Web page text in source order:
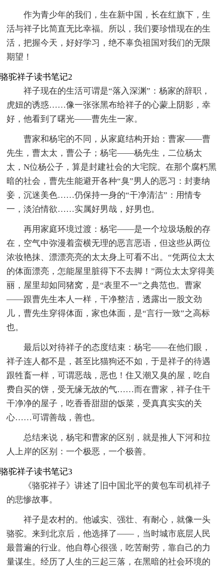
作为青少年的我们，生在新中国，长在红旗下，生
活与祥子比简直无比幸福。所以，我们要珍惜现在的生
活，把握今天，好好学习，绝不辜负祖国对我们的无限
期望！
骆驼祥子读书笔记2
祥子现在的生活可谓是“落入深渊”：杨家的辞职，
虎妞的诱惑……像一张张黑布给祥子的心蒙上阴影，幸
好，他看到了曙光——曹先生一家。
曹家和杨宅的不同，从家庭结构开始：曹家——曹
先生，曹太太，曹公子；杨宅——杨先生，二位杨太
太，N位杨公子，算是封建社会的大宅院。在那个腐朽黑
暗的社会，曹先生能避开各种“臭”男人的恶习：封妻纳
妾，沉迷美色……仍保持一身的“干净清洁”：用情专
一，淡泊情欲……实属好男哉，好男也。
再用家庭环境过渡：杨宅——是一个垃圾场般的存
在，空气中弥漫着蛮横无理的恶言恶语，但这些从两位
浓妆艳抹、漂漂亮亮的太太身上可看不出。“凭两位太太
的体面漂亮，怎能屋里脏得下不去脚！”两位太太穿得美
丽，屋里却如同猪窝，是“表里不一”之典范也。曹家
——跟曹先生本人一样，干净整洁，透露出一股文劲
儿，曹先生穿得体面，家也体面，是“言行一致”之高标
也。
最后以对待祥子的态度结束：杨宅——在他们眼，
祥子连人都不是，甚至比猫狗还不如，于是祥子的待遇
跟牲畜一样，可谓恶哉，恶也！住又潮又臭的屋，吃自
费自买的饼，受无缘无故的气……而在曹家，祥子住干
干净净的屋子，吃香香甜甜的饭菜，受真真实实的关
心……可谓善哉，善也。
总结来说，杨宅和曹家的区别，就是推人下河和拉
人上岸的区别：一个极恶，一个极善。
骆驼祥子读书笔记3
《骆驼祥子》讲述了旧中国北平的黄包车司机祥子
的悲惨故事。
祥子是农村的。他诚实、强壮、有耐心，就像一头
骆驼。来到北京后，他选择了——，当时城市底层人民
最普遍的行业。他自尊心很强，吃苦耐劳，靠自己的力
量谋生。经历了人生的三起三落，在黑暗的社会环境的